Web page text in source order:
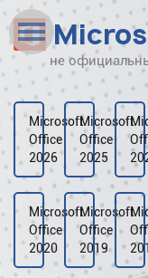
Наверх
Рейтинг
Видео
Галерея
не
Microsoft
Office
2026
Microsoft
Office
2025
Microsoft
Office
2020
Microsoft
Office
2019